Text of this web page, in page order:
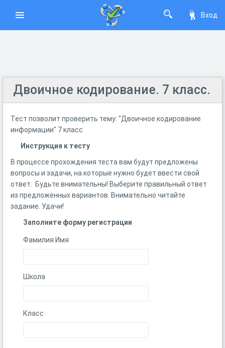
Вход
Двоичное кодирование. 7 класс.
Тест позволит проверить тему: "Двоичное кодирование
информации" 7 класс
Инструкция к тесту
В процессе прохождения теста вам будут предложены
вопросы и задачи, на которые нужно будет ввести свой
ответ. Будьте внимательны! Выберите правильный ответ
из предложенных вариантов. Внимательно читайте
задание. Удачи!
Заполните форму регистрации
Фамилия Имя
Школа
Класс